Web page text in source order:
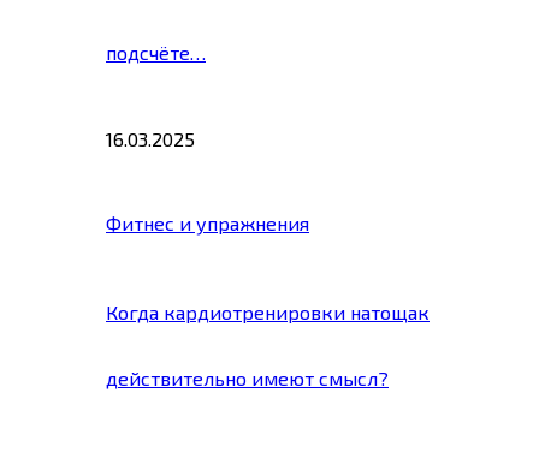
подсчёте…
16.03.2025
Фитнес и упражнения
Когда кардиотренировки натощак
действительно имеют смысл?